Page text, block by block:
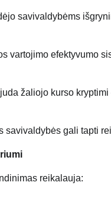
savivaldybėms
vartojimo efektyvumo
žaliojo kurso
gali tapti
reikalauja: